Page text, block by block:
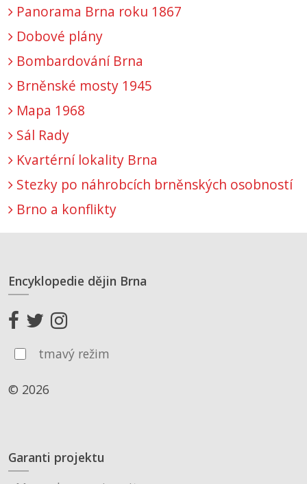
Panorama Brna roku 1867
Dobové plány
Bombardování Brna
Brněnské mosty 1945
Mapa 1968
Sál Rady
Kvartérní lokality Brna
Stezky po náhrobcích brněnských osobností
Brno a konflikty
Encyklopedie dějin Brna
tmavý režim
© 2026
Garanti projektu